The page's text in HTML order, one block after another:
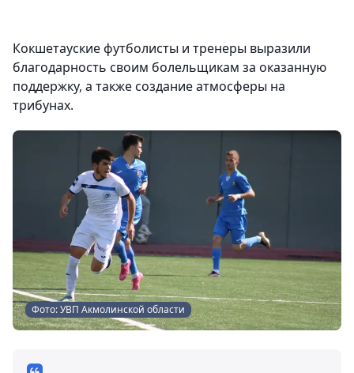
Кокшетауские футболисты и тренеры выразили
благодарность своим болельщикам за оказанную
поддержку, а также создание атмосферы на
трибунах.
Фото: УВП Акмолинской области